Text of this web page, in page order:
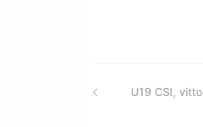
U19 CSI,